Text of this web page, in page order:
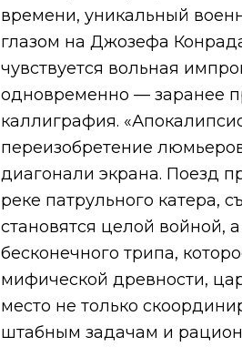
времени, уникальный
глазом на Джозефа
чувствуется вольная
одновременно — заранее
каллиграфия.
переизобретение
диагонали экрана. Поезд
реке патрульного катера,
становятся целой войной,
бесконечного трипа,
мифической древности,
место не только
штабным задачам и